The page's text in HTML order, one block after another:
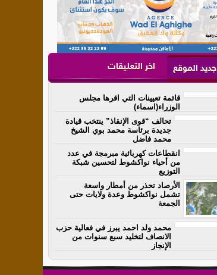
جديد الموقع اخر التعليقات
قائمة تعيينات التي اقرها مجلس
الوزراء(اسماء)
تحالف “قوى الإنقاذ” ينتخب قيادة
جديدة برئاسة محمد بوي الشيخ
محمد فاضل
انقطاعات كهربائية مبرمجة في عدد
من أحياء نواكشوط لتحسين شبكة
التوزيع
الأرصاد تحذر من أمطار واسعة
تشمل نواكشوط وعدة ولايات حتى
الجمعة
محمد ولد احمد يبرز في فعالية حزب
الانصاف لتخليد سبع سنوات من
الإنجاز